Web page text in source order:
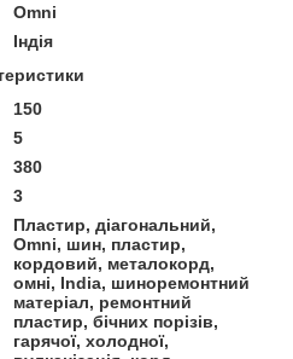
Omni
Індія
150
5
380
3
Пластир, діагональний,
Omni, шин, пластир,
кордовий, металокорд,
омні, India, шиноремонтний
матеріал, ремонтний
пластир, бічних порізів,
гарячої, холодної,